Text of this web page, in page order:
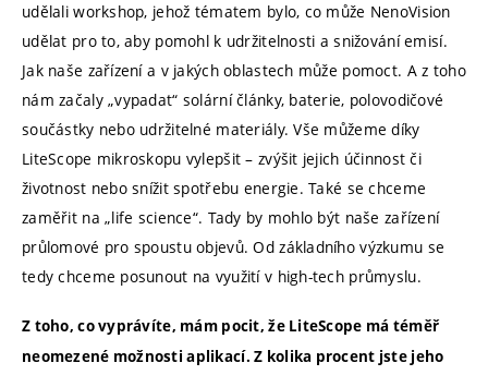
udělali workshop, jehož tématem bylo, co může NenoVision
udělat pro to, aby pomohl k udržitelnosti a snižování emisí.
Jak naše zařízení a v jakých oblastech může pomoct. A z toho
nám začaly „vypadat“ solární články, baterie, polovodičové
součástky nebo udržitelné materiály. Vše můžeme díky
LiteScope mikroskopu vylepšit – zvýšit jejich účinnost či
životnost nebo snížit spotřebu energie. Také se chceme
zaměřit na „life science“. Tady by mohlo být naše zařízení
průlomové pro spoustu objevů. Od základního výzkumu se
tedy chceme posunout na využití v high-tech průmyslu.
Z toho, co vyprávíte, mám pocit, že LiteScope má téměř
neomezené možnosti aplikací. Z kolika procent jste jeho